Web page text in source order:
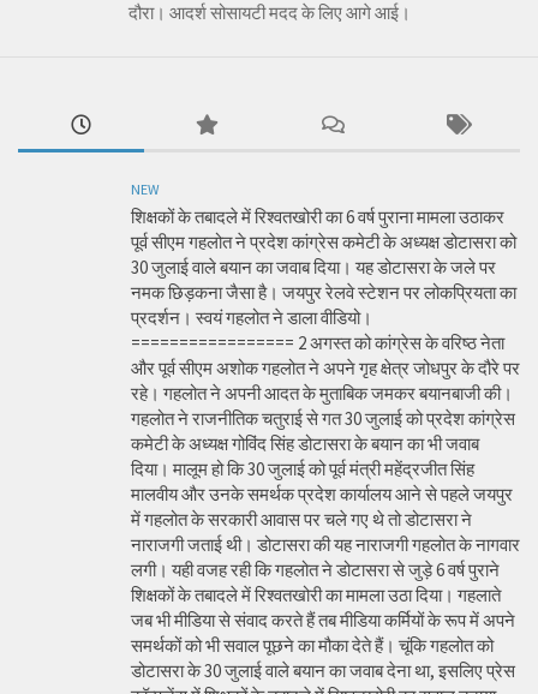
दौरा। आदर्श सोसायटी मदद के लिए आगे आई।
NEW
शिक्षकों के तबादले में रिश्वतखोरी का 6 वर्ष पुराना मामला उठाकर
पूर्व सीएम गहलोत ने प्रदेश कांग्रेस कमेटी के अध्यक्ष डोटासरा को
30 जुलाई वाले बयान का जवाब दिया। यह डोटासरा के जले पर
नमक छिड़कना जैसा है। जयपुर रेलवे स्टेशन पर लोकप्रियता का
प्रदर्शन। स्वयं गहलोत ने डाला वीडियो।
================= 2 अगस्त को कांग्रेस के वरिष्ठ नेता
और पूर्व सीएम अशोक गहलोत ने अपने गृह क्षेत्र जोधपुर के दौरे पर
रहे। गहलोत ने अपनी आदत के मुताबिक जमकर बयानबाजी की।
गहलोत ने राजनीतिक चतुराई से गत 30 जुलाई को प्रदेश कांग्रेस
कमेटी के अध्यक्ष गोविंद सिंह डोटासरा के बयान का भी जवाब
दिया। मालूम हो कि 30 जुलाई को पूर्व मंत्री महेंद्रजीत सिंह
मालवीय और उनके समर्थक प्रदेश कार्यालय आने से पहले जयपुर
में गहलोत के सरकारी आवास पर चले गए थे तो डोटासरा ने
नाराजगी जताई थी। डोटासरा की यह नाराजगी गहलोत के नागवार
लगी। यही वजह रही कि गहलोत ने डोटासरा से जुड़े 6 वर्ष पुराने
शिक्षकों के तबादले में रिश्वतखोरी का मामला उठा दिया। गहलाते
जब भी मीडिया से संवाद करते हैं तब मीडिया कर्मियों के रूप में अपने
समर्थकों को भी सवाल पूछने का मौका देते हैं। चूंकि गहलोत को
डोटासरा के 30 जुलाई वाले बयान का जवाब देना था, इसलिए प्रेस